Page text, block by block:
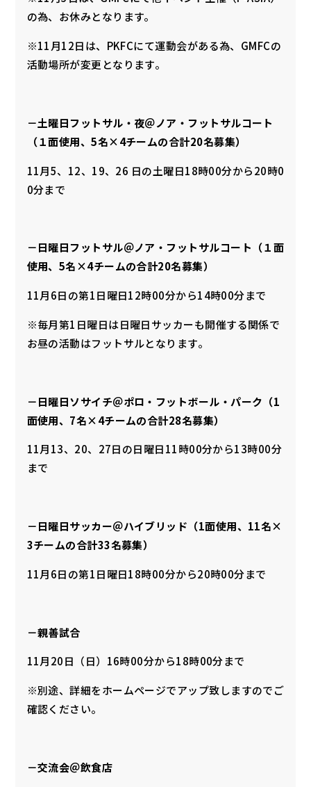
の為、お休みとなります。
※11月12日は、PKFCにて運動会がある為、GMFCの
活動場所が変更となります。
－土曜日フットサル・夜＠ノア・フットサルコート
（１面使用、5名×4チームの合計20名募集）
11月5、12、19、26 日の土曜日18時00分から20時0
0分まで
－日曜日フットサル＠ノア・フットサルコート（１面
使用、5名×4チームの合計20名募集）
11月6日の第1日曜日12時00分から14時00分まで
※毎月第1日曜日は日曜日サッカーも開催する関係で
お昼の活動はフットサルとなります。
－日曜日ソサイチ＠ポロ・フットボール・パーク（1
面使用、7名×4チームの合計28名募集）
11月13、20、27日の日曜日11時00分から13時00分
まで
－日曜日サッカー＠ハイブリッド（1面使用、11名×
3チームの合計33名募集）
11月6日の第1日曜日18時00分から20時00分まで
－親善試合
11月20日（日）16時00分から18時00分まで
※別途、詳細をホームページでアップ致しますのでご
確認ください。
－交流会＠飲食店